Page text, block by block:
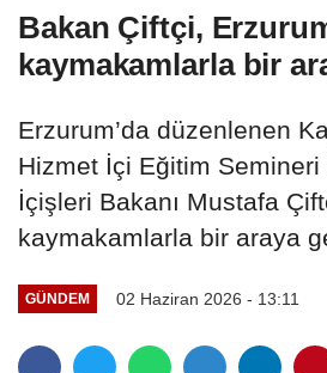
Bakan Çiftçi,
kaymakamlarla bir
Erzurum’da düzenlenen
Hizmet İçi Eğitim Semineri
İçişleri Bakanı Mustafa
kaymakamlarla bir araya
GÜNDEM 02 Haziran 2026 - 13:11